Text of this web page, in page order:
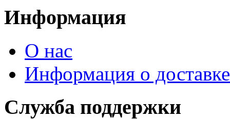
Информация
О нас
Информация о доставке
Служба поддержки